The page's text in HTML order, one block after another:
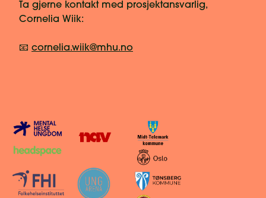
Ta gjerne kontakt med prosjektansvarlig,
Cornelia Wiik:
📧 cornelia.wiik@mhu.no